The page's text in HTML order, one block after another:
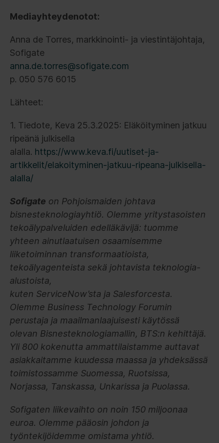
Mediayhteydenotot:
Anna de Torres, markkinointi- ja viestintäjohtaja,
Sofigate
anna.de.torres@sofigate.com
p. 050 576 6015
Lähteet:
1. Tiedote, Keva 25.3.2025: Eläköityminen jatkuu
ripeänä julkisella
alalla. https://www.keva.fi/uutiset-ja-
artikkelit/elakoityminen-jatkuu-ripeana-julkisella-
alalla/
Sofigate on Pohjoismaiden johtava
bisnesteknologiayhtiö. Olemme yritystasoisten
tekoälypalveluiden edelläkävijä: tuomme
yhteen ainutlaatuisen osaamisemme
liiketoiminnan transformaatioista,
tekoälyagenteista sekä johtavista teknologia-
alustoista,
kuten ServiceNow’sta ja Salesforcesta.
Olemme Business Technology Forumin
perustaja ja maailmanlaajuisesti käytössä
olevan Bisnesteknologiamallin, BTS:n kehittäjä.
Yli 800 kokenutta ammattilaistamme auttavat
asiakkaitamme kuudessa maassa ja yhdeksässä
toimistossamme Suomessa, Ruotsissa,
Norjassa, Tanskassa, Unkarissa ja Puolassa.
Sofigaten liikevaihto on noin 150 miljoonaa
euroa. Olemme pääosin johdon ja
työntekijöidemme omistama yhtiö.